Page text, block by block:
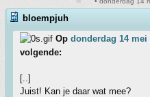
bloempjuh
Op donderdag 14 mei
volgende:
[..]
Juist! Kan je daar wat mee?